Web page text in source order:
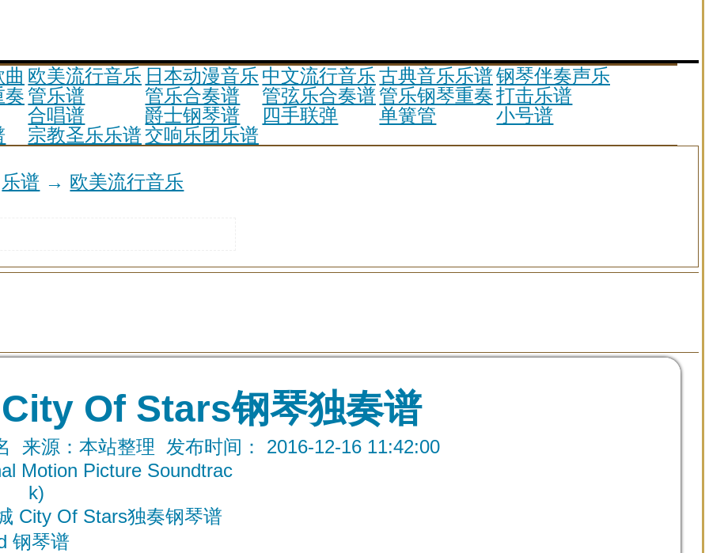
欧美流行音乐 日本动漫音乐 中文流行音乐 古典音乐乐谱 钢琴伴奏声乐歌谱
奏谱管乐谱 管乐合奏谱 管弦乐合奏谱 管乐钢琴重奏谱打击乐谱
合唱谱
爵士钢琴谱 四手联弹 单簧管
小号谱
宗教圣乐乐谱 交响乐团乐谱
乐谱 → 欧美流行音乐
Of Stars钢琴独奏谱
来源：本站整理 发布时间： 2016-12-16 11:42:00
Motion Picture Soundtrac
k)
City Of Stars独奏钢琴谱
钢琴谱